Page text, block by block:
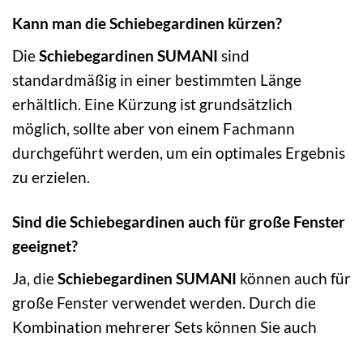
Kann man die Schiebegardinen kürzen?
DieSchiebegardinen SUMANI sind
standardmäßig in einer bestimmten Länge
erhältlich. Eine Kürzung ist grundsätzlich
möglich, sollte aber von einem Fachmann
durchgeführt werden, um ein optimales Ergebnis
zu erzielen.
Sind die Schiebegardinen auch für große Fenster
geeignet?
Ja, dieSchiebegardinen SUMANI können auch für
große Fenster verwendet werden. Durch die
Kombination mehrerer Sets können Sie auch